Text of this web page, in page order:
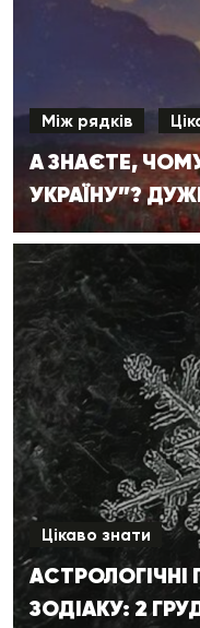
Між рядків
А ЗНАЄТЕ,
УКРАЇНУ”?
Цікаво знати
АСТРОЛОГІЧНІ
ЗОДІАКУ: 2